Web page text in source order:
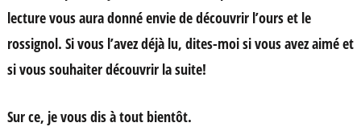
lecture vous aura donné envie de découvrir l’ours et le
rossignol. Si vous l’avez déjà lu, dites-moi si vous avez aimé et
si vous souhaiter découvrir la suite!
Sur ce, je vous dis à tout bientôt.